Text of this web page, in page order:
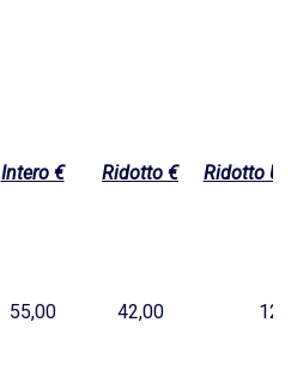
Intero € Ridotto € Ridotto
55,00 42,00